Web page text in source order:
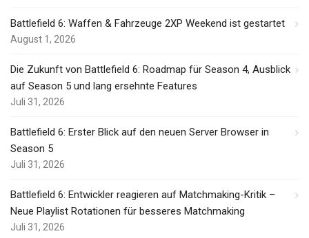
Battlefield 6: Waffen & Fahrzeuge 2XP Weekend ist gestartet
August 1, 2026
Die Zukunft von Battlefield 6: Roadmap für Season 4, Ausblick
auf Season 5 und lang ersehnte Features
Juli 31, 2026
Battlefield 6: Erster Blick auf den neuen Server Browser in
Season 5
Juli 31, 2026
Battlefield 6: Entwickler reagieren auf Matchmaking-Kritik –
Neue Playlist Rotationen für besseres Matchmaking
Juli 31, 2026